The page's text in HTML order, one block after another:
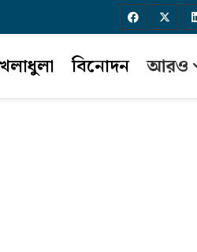
বিনোদন আরও